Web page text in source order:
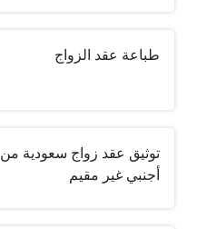
طباعة عقد الزواج
توثيق عقد زواج سعودية من
أجنبي غير مقيم